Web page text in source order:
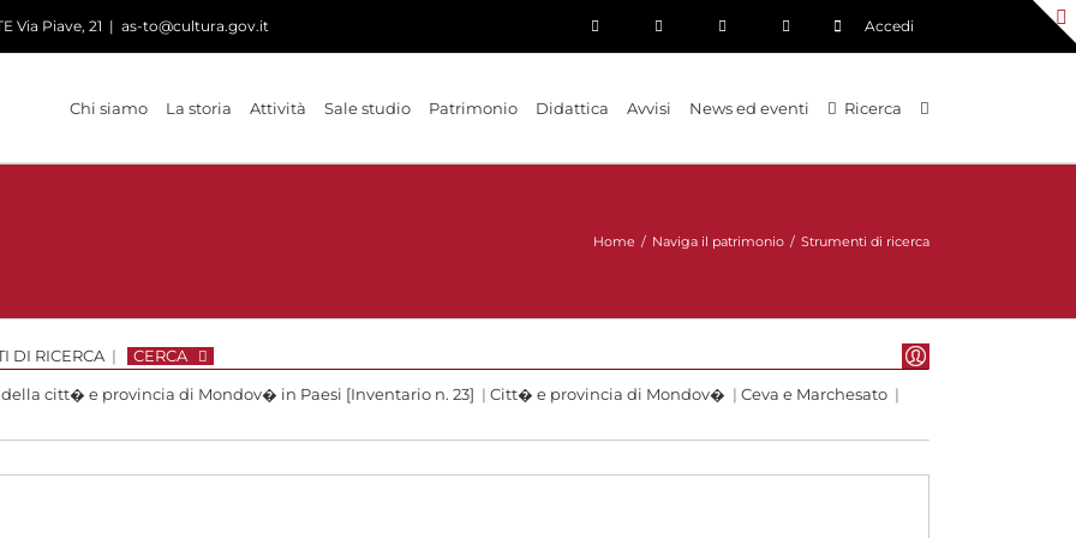
Via Piave, 21 | as-to@cultura.gov.it Accedi
Chi siamo La storia Attività Sale studio Patrimonio Didattica Avvisi News ed eventi Ricerca
Home / Naviga il patrimonio / Strumenti di ricerca
DI RICERCA | CERCA
citt� e provincia di Mondov� in Paesi [Inventario n. 23] | Citt� e provincia di Mondov� | Ceva e Marchesato |